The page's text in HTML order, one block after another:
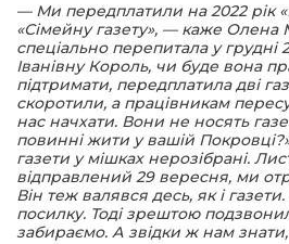
— Ми передплатили на 2022 рік
«Сімейну газету», — каже Олена
спеціально перепитала у
Іванівну Король, чи буде вона
підтримати, передплатила дві
скоротили, а працівникам
нас начхати. Вони не носять
повинні жити у вашій
газети у мішках нерозібрані.
відправлений 29 вересня, ми
Він теж валявся десь, як і
посилку. Тоді зрештою
забираємо. А звідки ж нам